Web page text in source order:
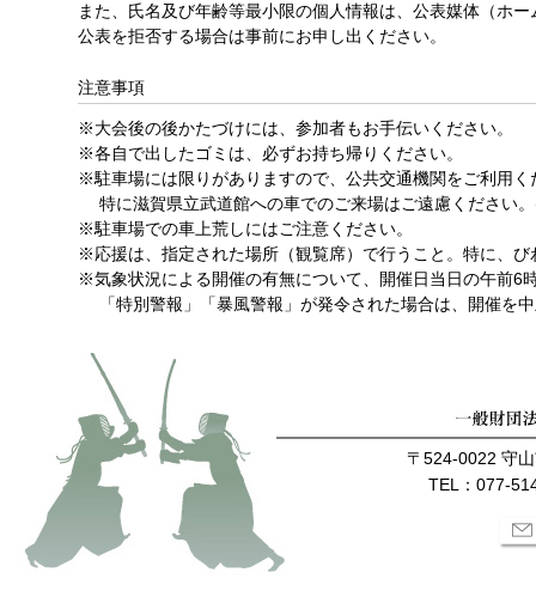
また、氏名及び年齢等最小限の個人情報は、公表媒体（ホ
公表を拒否する場合は事前にお申し出ください。
注意事項
※大会後の後かたづけには、参加者もお手伝いください。
※各自で出したゴミは、必ずお持ち帰りください。
※駐車場には限りがありますので、公共交通機関をご利用く
特に滋賀県立武道館への車でのご来場はご遠慮ください
※駐車場での車上荒しにはご注意ください。
※応援は、指定された場所（観覧席）で行うこと。特に、
※気象状況による開催の有無について、開催日当日の午前6
「特別警報」「暴風警報」が発令された場合は、開催を
〒524-0022 守
TEL：077-